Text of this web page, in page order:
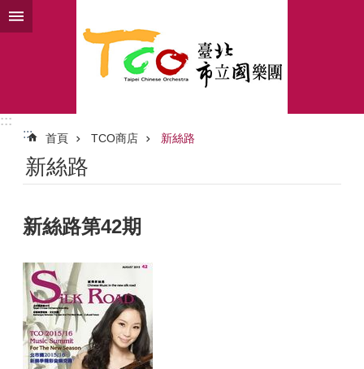
跳到主要內容區塊
訊
教
推
廣
識
北
:::
:::
首頁 TCO商店 新絲路
新絲路
新絲路第42期